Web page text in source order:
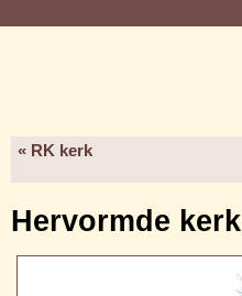
« RK kerk
Hervormde kerk